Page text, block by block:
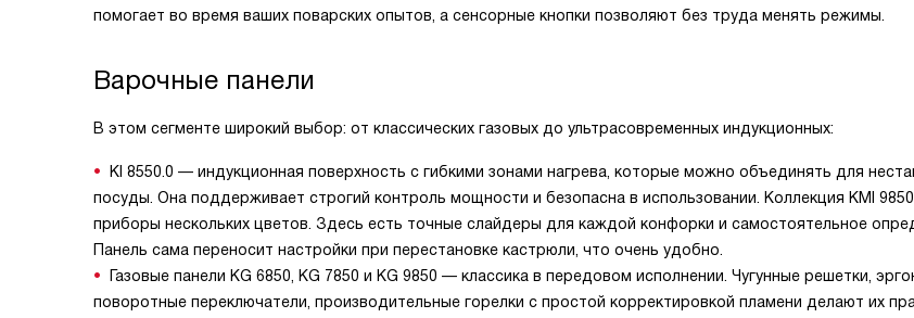
помогает во время ваших поварских опытов, а сенсорные кнопки позволяют без труда менять режимы.
Варочные панели
В этом сегменте широкий выбор: от классических газовых до ультрасовременных индукционных:
KI 8550.0 — индукционная поверхность с гибкими зонами нагрева, которые можно объединять для
посуды. Она поддерживает строгий контроль мощности и безопасна в использовании. Коллекция KMI
приборы нескольких цветов. Здесь есть точные слайдеры для каждой конфорки и самостоятельное
Панель сама переносит настройки при перестановке кастрюли, что очень удобно.
Газовые панели KG 6850, KG 7850 и KG 9850 — классика в передовом исполнении. Чугунные решетки,
поворотные переключатели, производительные горелки с простой корректировкой пламени делают их